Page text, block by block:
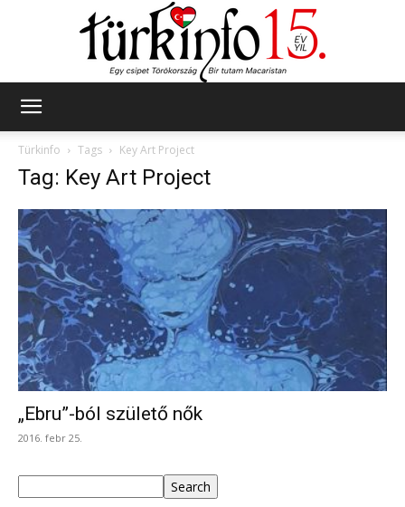
Türkinfo
Tags Key Art Project
Tag: Key Art Project
„Ebru”-ból születő nők
2016. febr 25.
Search